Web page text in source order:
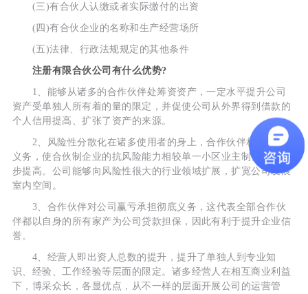
(三)有合伙人认缴或者实际缴付的出资
(四)有合伙企业的名称和生产经营场所
(五)法律、行政法规规定的其他条件
注册有限合伙公司有什么优势?
1、能够从诸多的合作伙伴处筹资资产，一定水平提升公司
资产受单独人所有着的量的限定，并促使公司从外界得到借款的
个人信用提高、扩张了资产的来源。
2、风险性分散化在诸多使用者的身上，合作伙伴相互还款
义务，使合伙制企业的抗风险能力相较单一小区业主制公司进一
步提高。公司能够向风险性很大的行业领域扩展，扩宽公司发展
室内空间。
3、合作伙伴对公司赢亏承担彻底义务，这代表全部合作伙
伴都以自身的所有家产为公司贷款担保，因此有利于提升企业信
誉。
4、经营人即出资人总数的提升，提升了单独人到专业知
识、经验、工作经验等层面的限定。诸多经营人在相互商业利益
下，博采众长，各显优点，从不一样的层面开展公司的运营管